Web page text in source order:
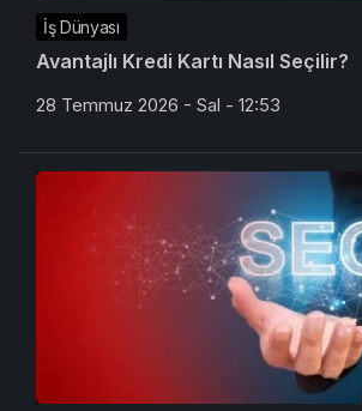
İş Dünyası
Avantajlı Kredi Kartı Nasıl Seçilir?
28 Temmuz 2026 - Sal - 12:53